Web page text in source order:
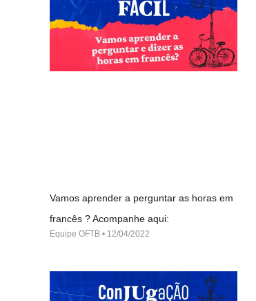
Vamos aprender a perguntar as horas em
francês ? Acompanhe aqui:
Equipe OFTB 12/04/2022